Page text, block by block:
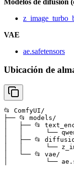
VAE
ae.safetensors
Ubicación de
📂 ComfyUI/
├── 📂 models/
│   ├── 📂
│   │      └──
│   ├── 📂
│   │      └──
│   └── 📂 vae/
│          └──